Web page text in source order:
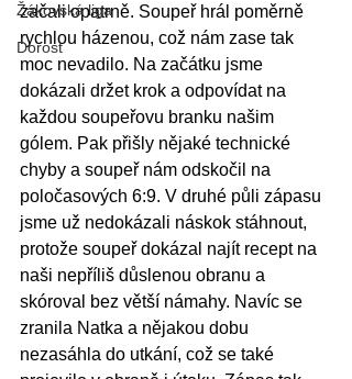
Žákovská liga
Dorost
začali opatrně. Soupeř hrál poměrně
rychlou házenou, což nám zase tak
moc nevadilo. Na začátku jsme
dokázali držet krok a odpovídat na
každou soupeřovu branku našim
gólem. Pak přišly nějaké technické
chyby a soupeř nám odskočil na
poločasových 6:9. V druhé půli zápasu
jsme už nedokázali náskok stáhnout,
protože soupeř dokázal najít recept na
naši nepříliš důslenou obranu a
skóroval bez větší námahy. Navíc se
zranila Natka a nějakou dobu
nezasáhla do utkání, což se také